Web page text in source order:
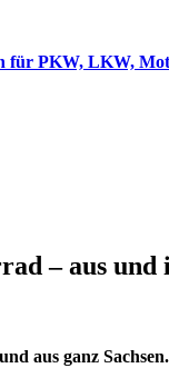
– aus und
aus ganz